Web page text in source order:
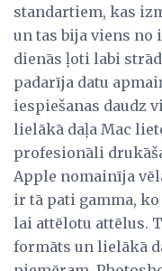
standartiem, kas
un tas bija viens no
dienās ļoti labi
padarīja datu
iespiešanas daudz
lielākā daļa Mac
profesionāli
Apple nomainīja
ir tā pati gamma,
lai attēlotu attēlus.
formāts un lielākā